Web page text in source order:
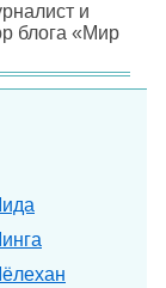
и
блога «Мир